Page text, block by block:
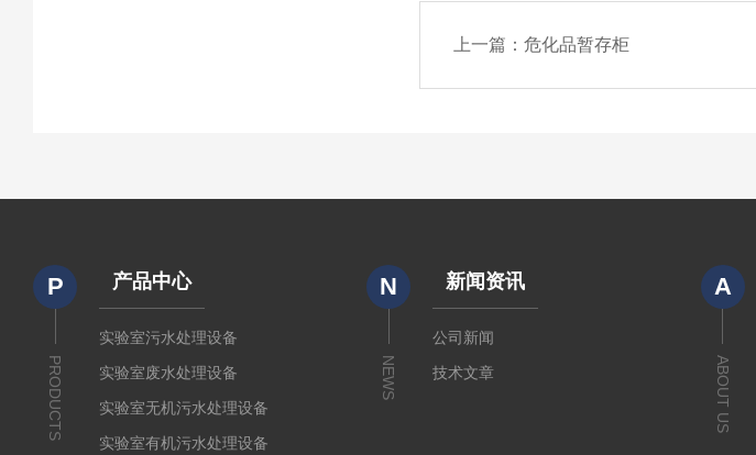
上一篇：危化品暂存柜
P
PRODUCTS
产品中心
实验室污水处理设备
实验室废水处理设备
实验室无机污水处理设备
实验室有机污水处理设备
N
NEWS
新闻资讯
公司新闻
技术文章
A
ABOUT US